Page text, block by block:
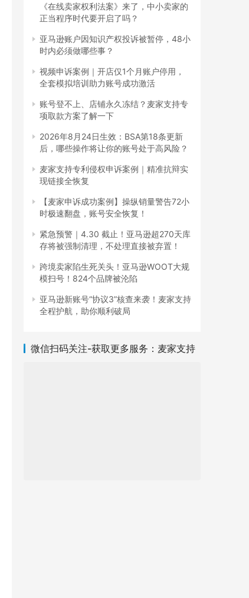
《在线卖家权利法案》来了，中小卖家的
正当程序时代要开启了吗？
亚马逊账户因知识产权投诉被暂停，48小
时内必须做哪些事？
视频申诉案例｜开店仅1个月账户停用，
全套模拟培训助力账号成功激活
账号登不上、店铺永久冻结？麦家支持专
项取款方案了解一下
2026年8月24日生效：BSA第18条更新
后，哪些操作将让你的账号处于高风险？
麦家支持专利侵权申诉案例｜精准抗辩实
现链接全恢复
【麦家申诉成功案例】操纵销量警告72小
时极速翻盘，账号安全恢复！
紧急预警｜4.30 截止！亚马逊超270天库
存将被强制清理，不处理直接被弃置！
跨境卖家陷生死关头！亚马逊WOOT大规
模扫号！824个品牌被沦陷
亚马逊新账号“协议3”核查来袭！麦家支持
全程护航，助你顺利破局
微信扫码关注-获取更多服务：麦家支持